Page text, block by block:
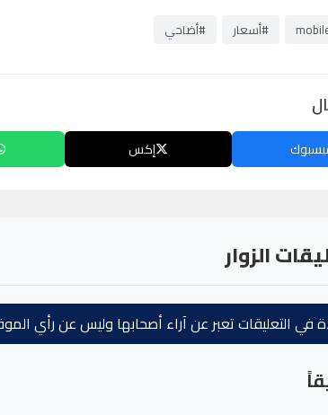
#أسعار #أضاحي
إكس
الزوار
في التعليقات تعبر عن آراء أصحابها وليس عن رأي